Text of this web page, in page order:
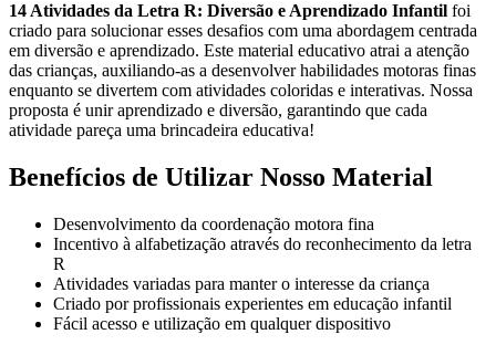
14 Atividades da Letra R: Diversão e Aprendizado Infantil foi
criado para solucionar esses desafios com uma abordagem centrada
em diversão e aprendizado. Este material educativo atrai a atenção
das crianças, auxiliando-as a desenvolver habilidades motoras finas
enquanto se divertem com atividades coloridas e interativas. Nossa
proposta é unir aprendizado e diversão, garantindo que cada
atividade pareça uma brincadeira educativa!
Benefícios de Utilizar Nosso Material
Desenvolvimento da coordenação motora fina
Incentivo à alfabetização através do reconhecimento da letra
R
Atividades variadas para manter o interesse da criança
Criado por profissionais experientes em educação infantil
Fácil acesso e utilização em qualquer dispositivo